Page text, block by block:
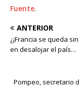
Fuente.
ANTERIOR
¿¡Francia se queda
en desalojar el país…
Pompeo, secretario